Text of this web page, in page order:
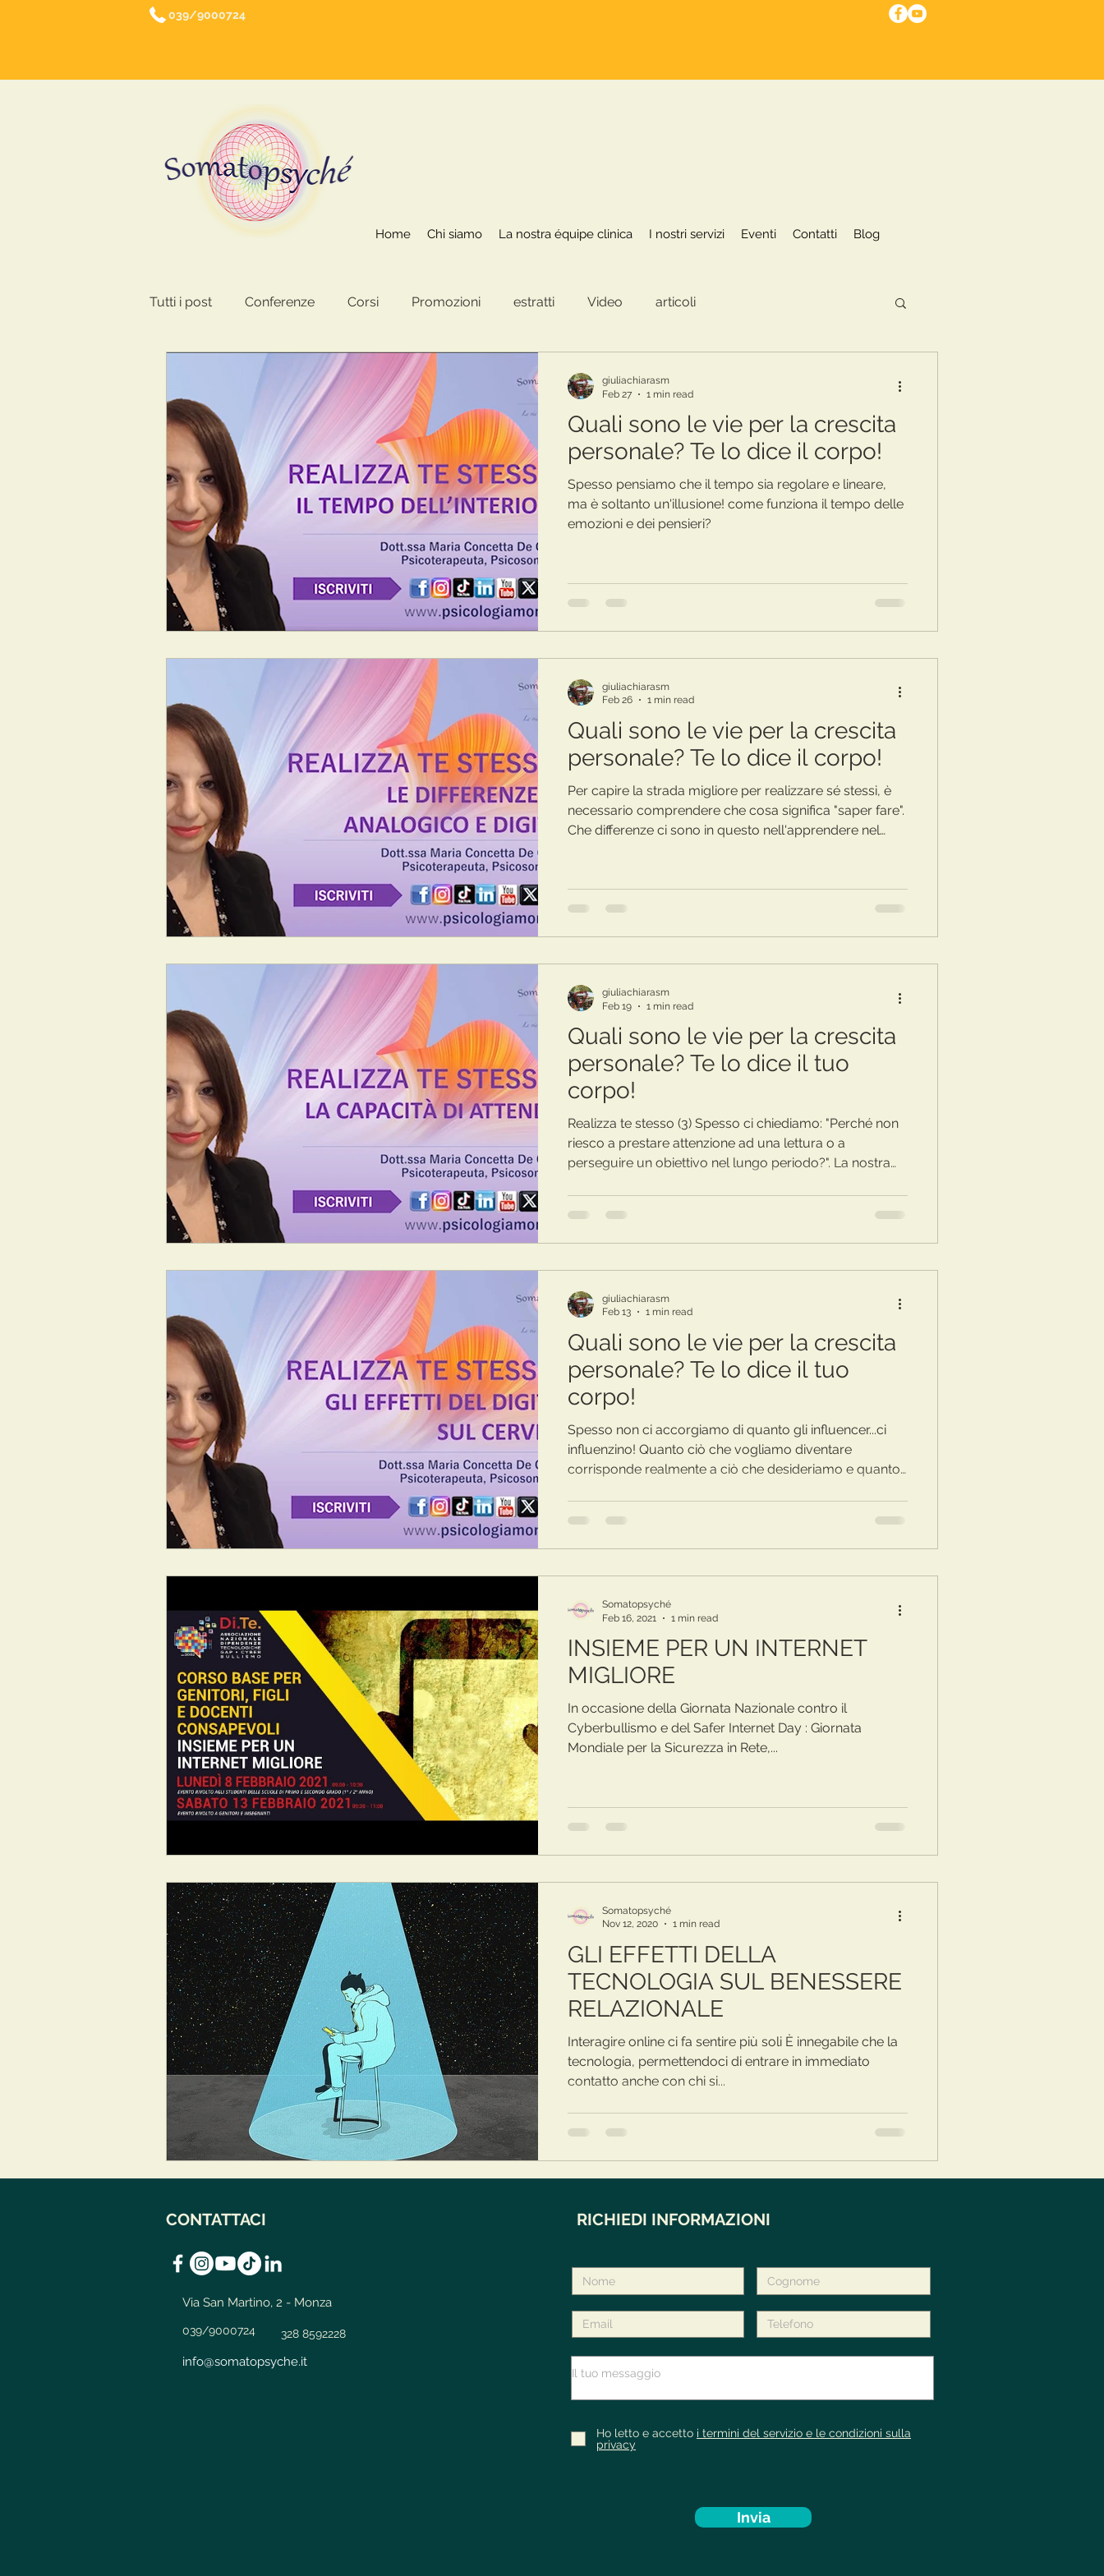
More
039/9000724
Home Chi siamo La nostra équipe clinica I nostri servizi Eventi Contatti Blog
Tutti i post Conferenze Corsi Promozioni estratti Video articoli
Quali sono le vie per la crescita
personale? Te lo dice il corpo!
Spesso pensiamo che il tempo sia regolare e lineare,
ma è soltanto un'illusione! come funziona il tempo delle
emozioni e dei pensieri?
giuliachiarasm
Feb 27
1 min read
Quali sono le vie per la crescita
personale? Te lo dice il corpo!
Per capire la strada migliore per realizzare sé stessi, è
necessario comprendere che cosa significa "saper fare".
Che differenze ci sono in questo nell'apprendere nel
giuliachiarasm
Feb 26
1 min read
Quali sono le vie per la crescita
personale? Te lo dice il tuo
corpo!
Realizza te stesso (3) Spesso ci chiediamo: "Perché non
riesco a prestare attenzione ad una lettura o a
perseguire un obiettivo nel lungo periodo?". La nostra
secondi...hai mai pensato che questo può influire sulla
tua capacità di progettazione, e dunque sulla tua
giuliachiarasm
Feb 19
1 min read
Quali sono le vie per la crescita
personale? Te lo dice il tuo
corpo!
Spesso non ci accorgiamo di quanto gli influencer...ci
influenzino! Quanto ciò che vogliamo diventare
corrisponde realmente a ciò che desideriamo e quanto
giuliachiarasm
Feb 13
1 min read
INSIEME PER UN INTERNET
MIGLIORE
In occasione della Giornata Nazionale contro il
Cyberbullismo e del Safer Internet Day : Giornata
Mondiale per la Sicurezza in Rete,...
Somatopsyché
Feb 16, 2021
1 min read
GLI EFFETTI DELLA
TECNOLOGIA SUL BENESSERE
RELAZIONALE
Interagire online ci fa sentire più soli È innegabile che la
tecnologia, permettendoci di entrare in immediato
contatto anche con chi si...
Somatopsyché
Nov 12, 2020
1 min read
CONTATTACI
Via San Martino, 2 - Monza
039/9000724 328 8592228
info@somatopsyche.it
RICHIEDI INFORMAZIONI
Ho letto e accetto i termini del servizio e le condizioni sulla
privacy
Invia